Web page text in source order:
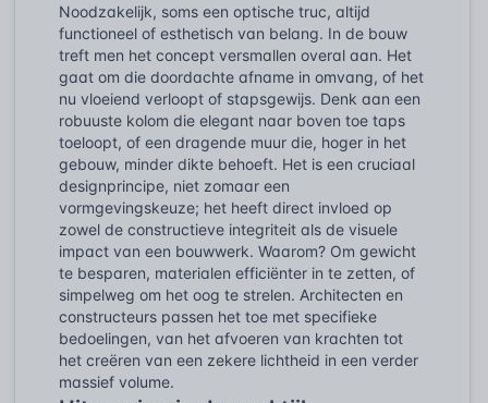
Noodzakelijk, soms een optische truc, altijd
functioneel of esthetisch van belang. In de bouw
treft men het concept versmallen overal aan. Het
gaat om die doordachte afname in omvang, of het
nu vloeiend verloopt of stapsgewijs. Denk aan een
robuuste kolom die elegant naar boven toe taps
toeloopt, of een dragende muur die, hoger in het
gebouw, minder dikte behoeft. Het is een cruciaal
designprincipe, niet zomaar een
vormgevingskeuze; het heeft direct invloed op
zowel de constructieve integriteit als de visuele
impact van een bouwwerk. Waarom? Om gewicht
te besparen, materialen efficiënter in te zetten, of
simpelweg om het oog te strelen. Architecten en
constructeurs passen het toe met specifieke
bedoelingen, van het afvoeren van krachten tot
het creëren van een zekere lichtheid in een verder
massief volume.